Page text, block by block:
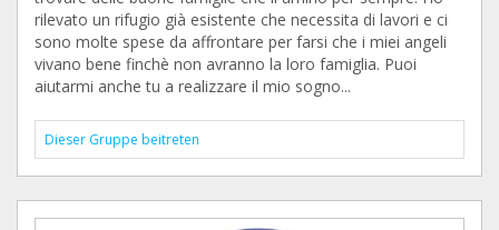
rilevato un rifugio già esistente che necessita di lavori e ci
sono molte spese da affrontare per farsi che i miei angeli
vivano bene finchè non avranno la loro famiglia. Puoi
aiutarmi anche tu a realizzare il mio sogno...
Dieser Gruppe beitreten